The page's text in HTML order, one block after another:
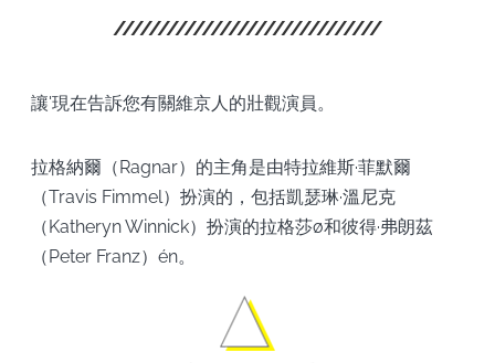
讓'現在告訴您有關維京人的壯觀演員。
拉格納爾（Ragnar）的主角是由特拉維斯·菲默爾
（Travis Fimmel）扮演的，包括凱瑟琳·溫尼克
（Katheryn Winnick）扮演的拉格莎ø和彼得·弗朗茲
（Peter Franz）én。